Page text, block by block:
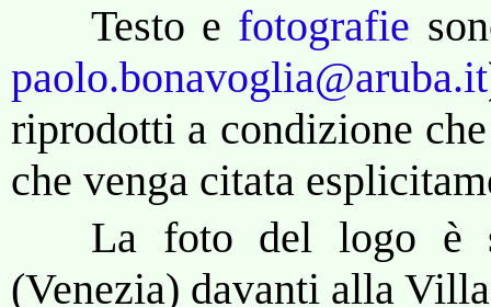
Testo e fotografie
paolo.bonavoglia@aruba.it
riprodotti a condizione
che venga citata
La foto del logo è
(Venezia) davanti alla